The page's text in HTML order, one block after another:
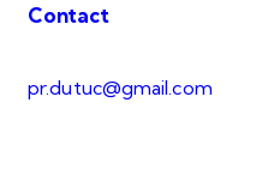
Contact
pr.dutuc@gmail.com